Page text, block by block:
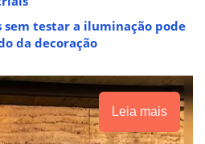
sem testar a iluminação pode
da decoração
Leia mais